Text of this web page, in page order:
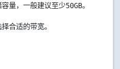
量，一般建议至少50GB。
合适的带宽。